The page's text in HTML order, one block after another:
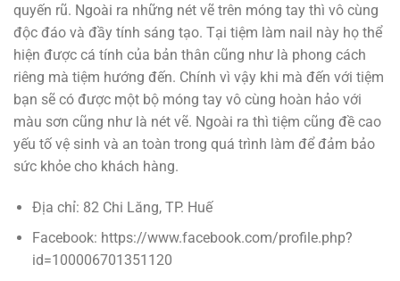
quyến rũ. Ngoài ra những nét vẽ trên móng tay thì vô cùng
độc đáo và đầy tính sáng tạo. Tại tiệm làm nail này họ thể
hiện được cá tính của bản thân cũng như là phong cách
riêng mà tiệm hướng đến. Chính vì vậy khi mà đến với tiệm
bạn sẽ có được một bộ móng tay vô cùng hoàn hảo với
màu sơn cũng như là nét vẽ. Ngoài ra thì tiệm cũng đề cao
yếu tố vệ sinh và an toàn trong quá trình làm để đảm bảo
sức khỏe cho khách hàng.
Địa chỉ: 82 Chi Lăng, TP. Huế
Facebook: https://www.facebook.com/profile.php?
id=100006701351120